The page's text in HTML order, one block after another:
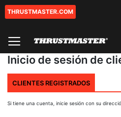
THRUSTMASTER.COM
Inicio de sesión de
CLIENTES REGISTRADOS
Si tiene una cuenta, inicie sesión con su